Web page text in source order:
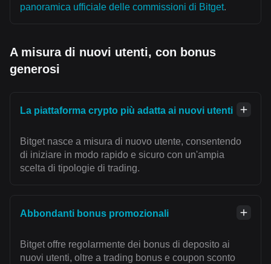
panoramica ufficiale delle commissioni di Bitget.
A misura di nuovi utenti, con bonus
generosi
La piattaforma crypto più adatta ai nuovi utenti
Bitget nasce a misura di nuovo utente, consentendo
di iniziare in modo rapido e sicuro con un'ampia
scelta di tipologie di trading.
Abbondanti bonus promozionali
Bitget offre regolarmente dei bonus di deposito ai
nuovi utenti, oltre a trading bonus e coupon sconto